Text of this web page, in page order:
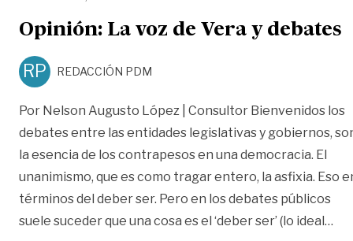
Opinión: La voz de Vera y debates
RP REDACCIÓN PDM
Por Nelson Augusto López | Consultor Bienvenidos los
debates entre las entidades legislativas y gobiernos,
la esencia de los contrapesos en una democracia. El
unanimismo, que es como tragar entero, la asfixia. Eso
términos del deber ser. Pero en los debates públicos
suele suceder que una cosa es el ‘deber ser’ (lo ideal…